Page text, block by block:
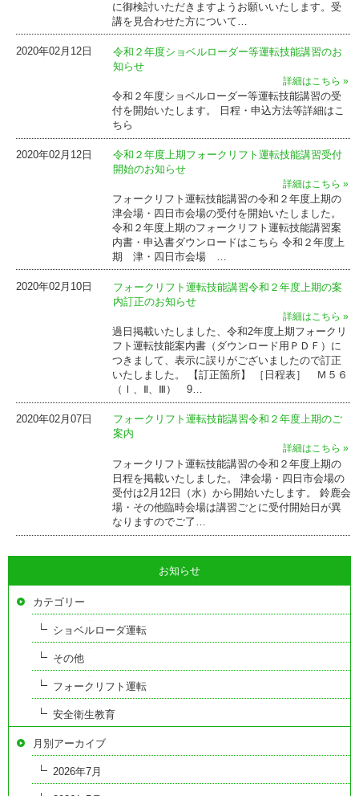
に御検討いただきますようお願いいたします。受
講を見合わせた方について…
2020年02月12日
令和２年度ショベルローダー等運転技能講習のお
知らせ
詳細はこちら »
令和２年度ショベルローダー等運転技能講習の受
付を開始いたします。 日程・申込方法等詳細はこ
ちら
2020年02月12日
令和２年度上期フォークリフト運転技能講習受付
開始のお知らせ
詳細はこちら »
フォークリフト運転技能講習の令和２年度上期の
津会場・四日市会場の受付を開始いたしました。
令和２年度上期のフォークリフト運転技能講習案
内書・申込書ダウンロードはこちら 令和２年度上
期 津・四日市会場 …
2020年02月10日
フォークリフト運転技能講習令和２年度上期の案
内訂正のお知らせ
詳細はこちら »
過日掲載いたしました、令和2年度上期フォークリ
フト運転技能案内書（ダウンロード用ＰＤＦ）に
つきまして、表示に誤りがございましたので訂正
いたしました。 【訂正箇所】 ［日程表］ Ｍ５６
（Ⅰ、Ⅱ、Ⅲ） 9…
2020年02月07日
フォークリフト運転技能講習令和２年度上期のご
案内
詳細はこちら »
フォークリフト運転技能講習の令和２年度上期の
日程を掲載いたしました。 津会場・四日市会場の
受付は2月12日（水）から開始いたします。 鈴鹿会
場・その他臨時会場は講習ごとに受付開始日が異
なりますのでご了…
お知らせ
カテゴリー
ショベルローダ運転
その他
フォークリフト運転
安全衛生教育
月別アーカイブ
2026年7月